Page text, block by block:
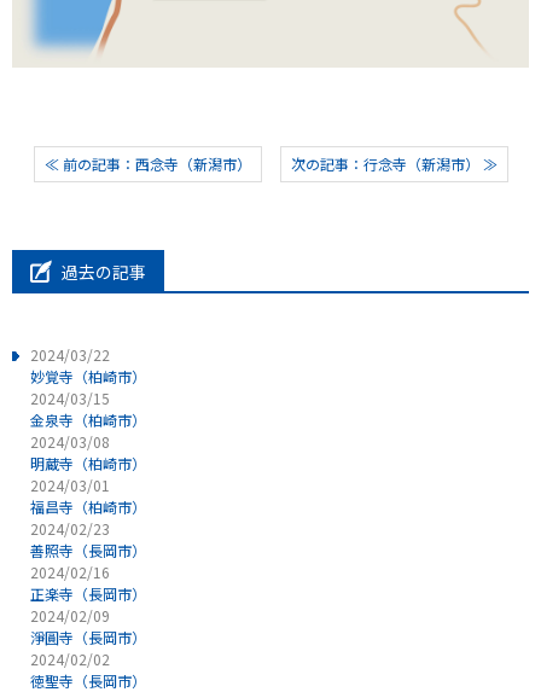
≪ 前の記事：西念寺（新潟市） 次の記事：行念寺（新潟市） ≫
過去の記事
2024/03/22
妙覚寺（柏崎市）
2024/03/15
金泉寺（柏崎市）
2024/03/08
明蔵寺（柏崎市）
2024/03/01
福昌寺（柏崎市）
2024/02/23
善照寺（長岡市）
2024/02/16
正楽寺（長岡市）
2024/02/09
淨圓寺（長岡市）
2024/02/02
徳聖寺（長岡市）